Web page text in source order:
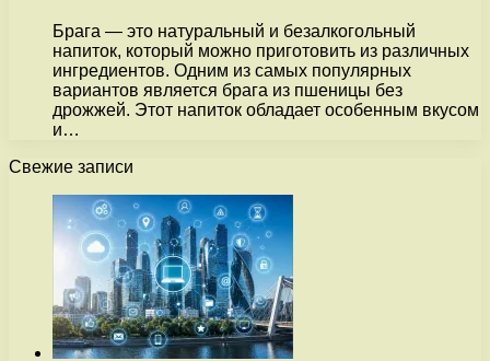
Брага — это натуральный и безалкогольный
напиток, который можно приготовить из различных
ингредиентов. Одним из самых популярных
вариантов является брага из пшеницы без
дрожжей. Этот напиток обладает особенным вкусом
и…
Свежие записи